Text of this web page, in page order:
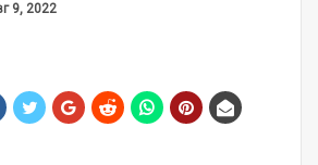
9, 2022